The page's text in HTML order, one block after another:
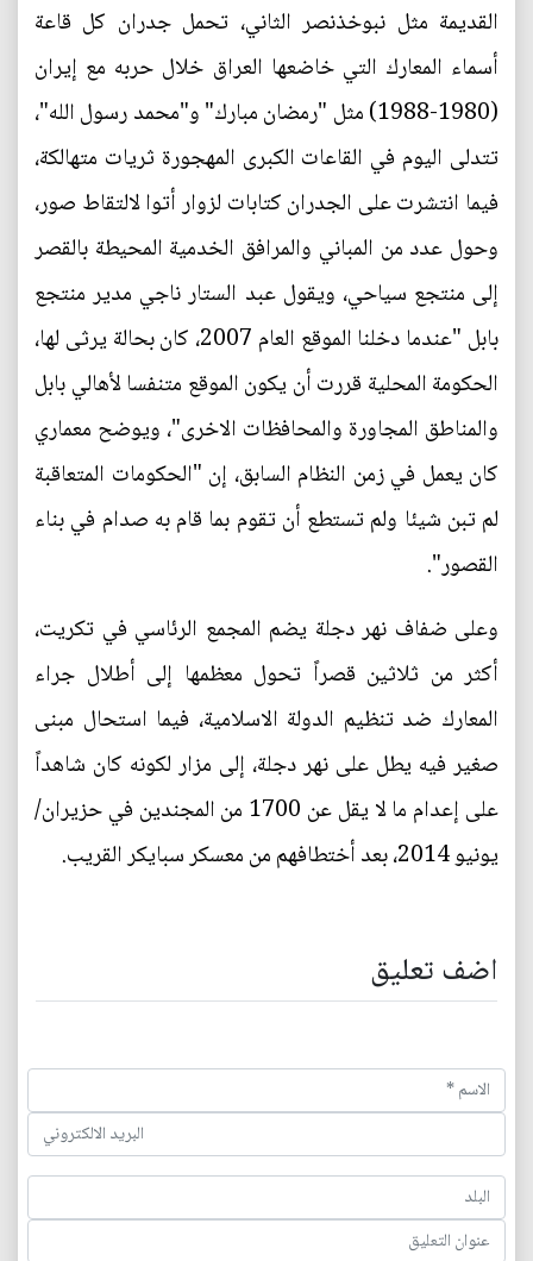
القديمة مثل نبوخذنصر الثاني، تحمل جدران كل قاعة
أسماء المعارك التي خاضعها العراق خلال حربه مع إيران
(1980-1988) مثل "رمضان مبارك" و"محمد رسول الله"،
تتدلى اليوم في القاعات الكبرى المهجورة ثريات متهالكة،
فيما انتشرت على الجدران كتابات لزوار أتوا لالتقاط صور،
وحول عدد من المباني والمرافق الخدمية المحيطة بالقصر
إلى منتجع سياحي، ويقول عبد الستار ناجي مدير منتجع
بابل "عندما دخلنا الموقع العام 2007، كان بحالة يرثى لها،
الحكومة المحلية قررت أن يكون الموقع متنفسا لأهالي بابل
والمناطق المجاورة والمحافظات الاخرى"، ويوضح معماري
كان يعمل في زمن النظام السابق، إن "الحكومات المتعاقبة
لم تبن شيئا ولم تستطع أن تقوم بما قام به صدام في بناء
القصور".
وعلى ضفاف نهر دجلة يضم المجمع الرئاسي في تكريت،
أكثر من ثلاثين قصراً تحول معظمها إلى أطلال جراء
المعارك ضد تنظيم الدولة الاسلامية، فيما استحال مبنى
صغير فيه يطل على نهر دجلة، إلى مزار لكونه كان شاهداً
على إعدام ما لا يقل عن 1700 من المجندين في حزيران/
يونيو 2014، بعد أختطافهم من معسكر سبايكر القريب.
اضف تعليق